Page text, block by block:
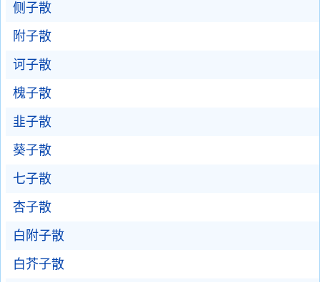
侧子散
附子散
诃子散
槐子散
韭子散
葵子散
七子散
杏子散
白附子散
白芥子散